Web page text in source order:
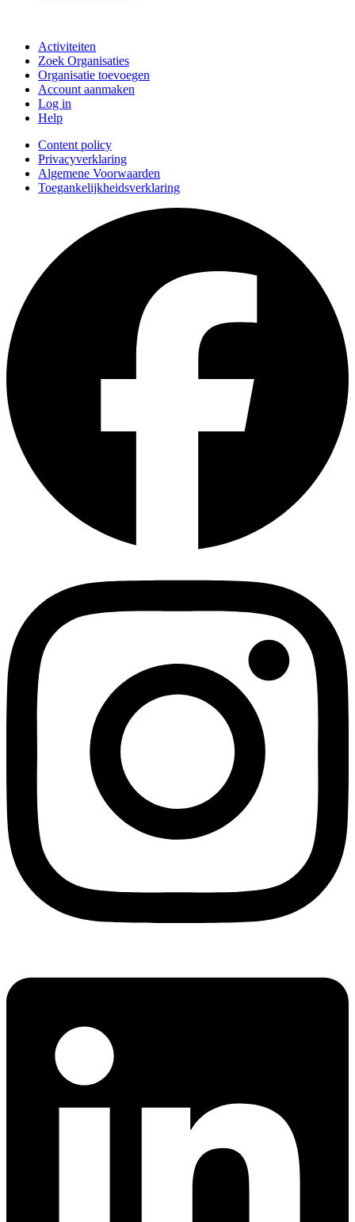
Activiteiten
Zoek Organisaties
Organisatie toevoegen
Account aanmaken
Log in
Help
Content policy
Privacyverklaring
Algemene Voorwaarden
Toegankelijkheidsverklaring